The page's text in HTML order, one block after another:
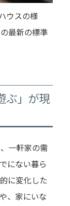
ウスの様
最新の標準
ぶ」が現
一軒家の需
にない暮ら
に変化した
、家にいな